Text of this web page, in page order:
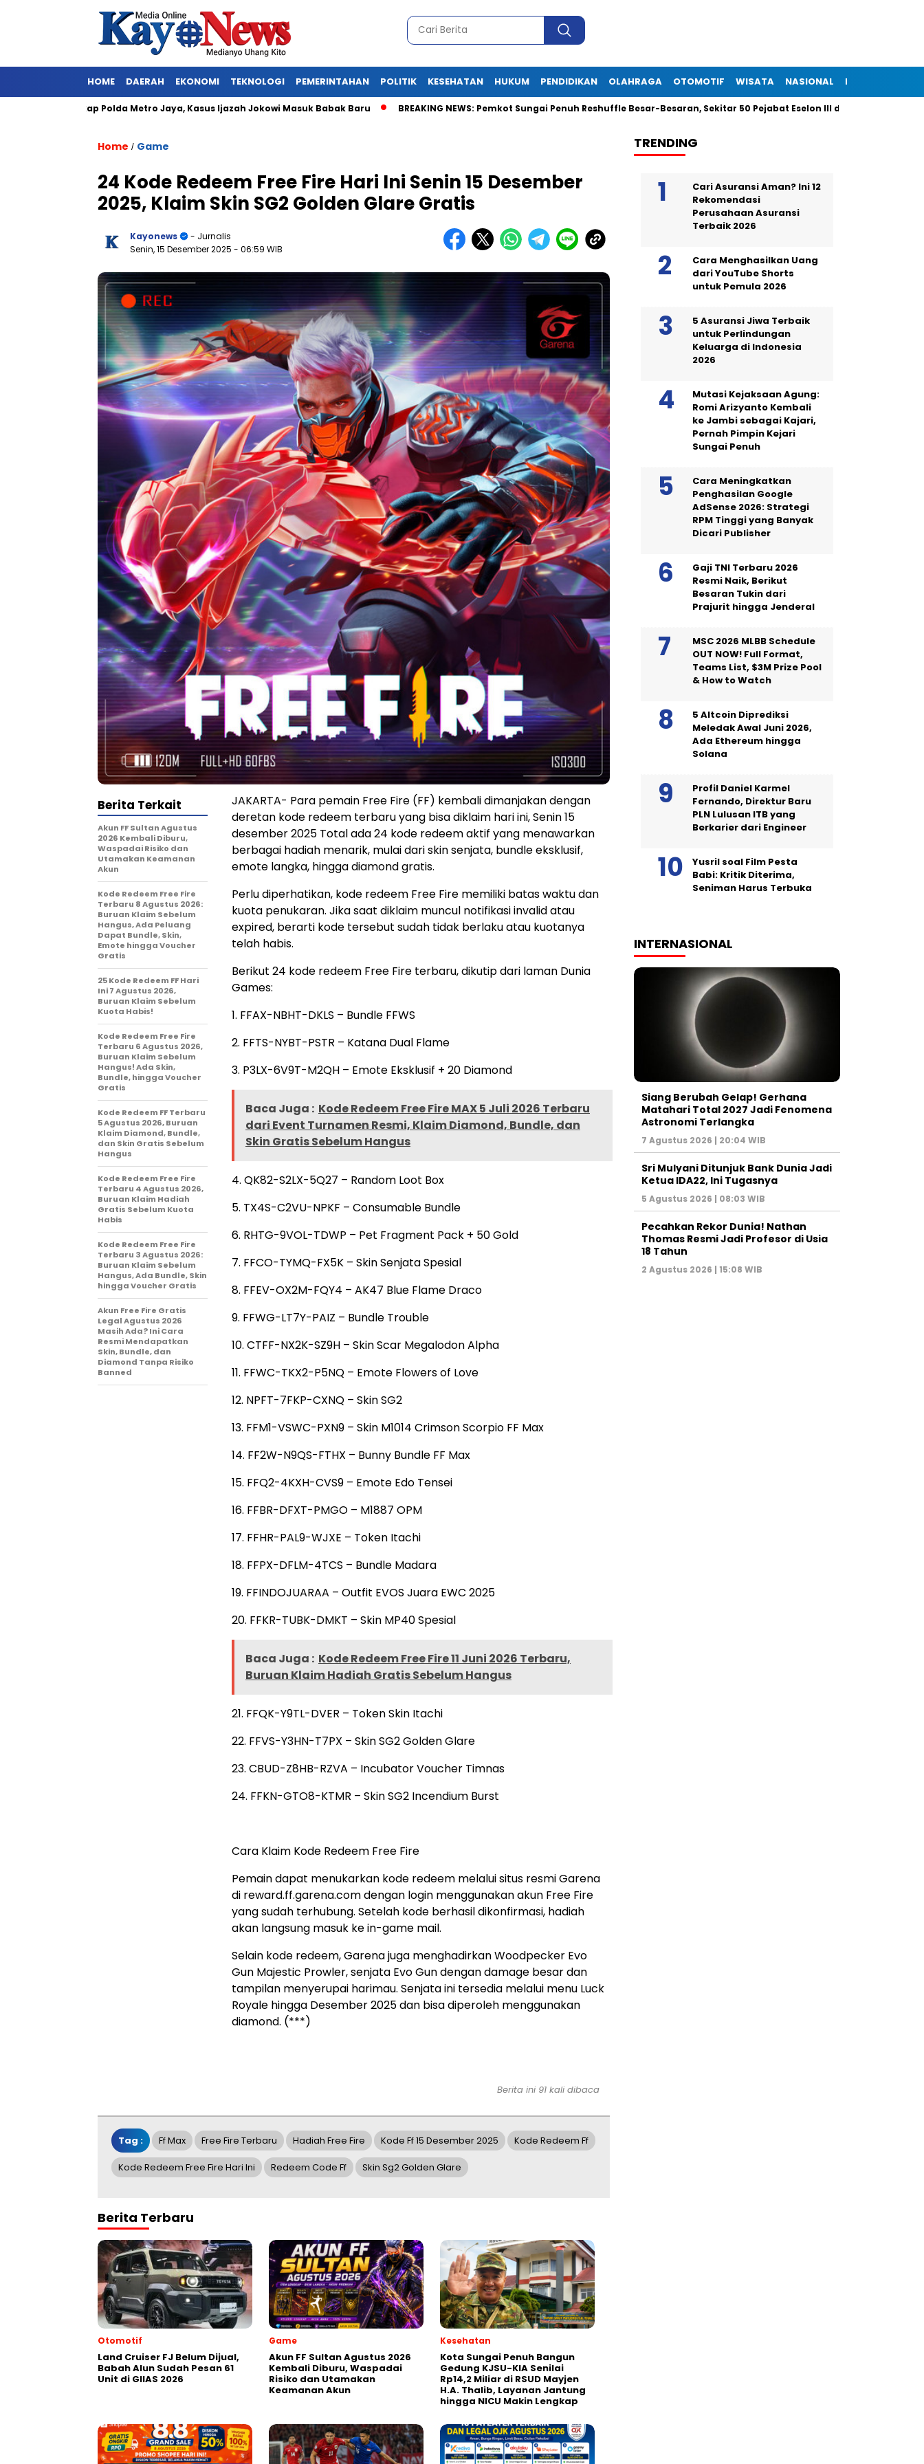
HOME DAERAH EKONOMI TEKNOLOGI PEMERINTAHAN POLITIK KESEHATAN HUKUM PENDIDIKAN OLAHRAGA OTOMOTIF WISATA NASIONAL INTERNASIONAL
Ditangkap Polda Metro Jaya, Kasus Ijazah Jokowi Masuk Babak Baru BREAKING NEWS: Pemkot Sungai Penuh Reshuffle Besar-Besaran, Sekitar 50 Pejabat Eselon III dan IV Dilantik Malam Ini
Home / Game
24 Kode Redeem Free Fire Hari Ini Senin 15 Desember
2025, Klaim Skin SG2 Golden Glare Gratis
Kayonews
- Jurnalis
Senin, 15 Desember 2025 - 06:59 WIB
JAKARTA- Para pemain Free Fire (FF) kembali dimanjakan dengan
deretan kode redeem terbaru yang bisa diklaim hari ini, Senin 15
desember 2025 Total ada 24 kode redeem aktif yang menawarkan
berbagai hadiah menarik, mulai dari skin senjata, bundle eksklusif,
emote langka, hingga diamond gratis.
Perlu diperhatikan, kode redeem Free Fire memiliki batas waktu dan
kuota penukaran. Jika saat diklaim muncul notifikasi invalid atau
expired, berarti kode tersebut sudah tidak berlaku atau kuotanya
telah habis.
Berikut 24 kode redeem Free Fire terbaru, dikutip dari laman Dunia
Games:
1. FFAX-NBHT-DKLS – Bundle FFWS
2. FFTS-NYBT-PSTR – Katana Dual Flame
3. P3LX-6V9T-M2QH – Emote Eksklusif + 20 Diamond
Baca Juga : Kode Redeem Free Fire MAX 5 Juli 2026 Terbaru
dari Event Turnamen Resmi, Klaim Diamond, Bundle, dan
Skin Gratis Sebelum Hangus
4. QK82-S2LX-5Q27 – Random Loot Box
5. TX4S-C2VU-NPKF – Consumable Bundle
6. RHTG-9VOL-TDWP – Pet Fragment Pack + 50 Gold
7. FFCO-TYMQ-FX5K – Skin Senjata Spesial
8. FFEV-OX2M-FQY4 – AK47 Blue Flame Draco
9. FFWG-LT7Y-PAIZ – Bundle Trouble
10. CTFF-NX2K-SZ9H – Skin Scar Megalodon Alpha
11. FFWC-TKX2-P5NQ – Emote Flowers of Love
12. NPFT-7FKP-CXNQ – Skin SG2
13. FFM1-VSWC-PXN9 – Skin M1014 Crimson Scorpio FF Max
14. FF2W-N9QS-FTHX – Bunny Bundle FF Max
15. FFQ2-4KXH-CVS9 – Emote Edo Tensei
16. FFBR-DFXT-PMGO – M1887 OPM
17. FFHR-PAL9-WJXE – Token Itachi
18. FFPX-DFLM-4TCS – Bundle Madara
19. FFINDOJUARAA – Outfit EVOS Juara EWC 2025
20. FFKR-TUBK-DMKT – Skin MP40 Spesial
Baca Juga : Kode Redeem Free Fire 11 Juni 2026 Terbaru,
Buruan Klaim Hadiah Gratis Sebelum Hangus
21. FFQK-Y9TL-DVER – Token Skin Itachi
22. FFVS-Y3HN-T7PX – Skin SG2 Golden Glare
23. CBUD-Z8HB-RZVA – Incubator Voucher Timnas
24. FFKN-GTO8-KTMR – Skin SG2 Incendium Burst
Cara Klaim Kode Redeem Free Fire
Pemain dapat menukarkan kode redeem melalui situs resmi Garena
di reward.ff.garena.com dengan login menggunakan akun Free Fire
yang sudah terhubung. Setelah kode berhasil dikonfirmasi, hadiah
akan langsung masuk ke in-game mail.
Selain kode redeem, Garena juga menghadirkan Woodpecker Evo
Gun Majestic Prowler, senjata Evo Gun dengan damage besar dan
tampilan menyerupai harimau. Senjata ini tersedia melalui menu Luck
Royale hingga Desember 2025 dan bisa diperoleh menggunakan
diamond. (***)
Berita Terkait
Akun FF Sultan Agustus
2026 Kembali Diburu,
Waspadai Risiko dan
Utamakan Keamanan
Akun
Kode Redeem Free Fire
Terbaru 8 Agustus 2026:
Buruan Klaim Sebelum
Hangus, Ada Peluang
Dapat Bundle, Skin,
Emote hingga Voucher
Gratis
25 Kode Redeem FF Hari
Ini 7 Agustus 2026,
Buruan Klaim Sebelum
Kuota Habis!
Kode Redeem Free Fire
Terbaru 6 Agustus 2026,
Buruan Klaim Sebelum
Hangus! Ada Skin,
Bundle, hingga Voucher
Gratis
Kode Redeem FF Terbaru
5 Agustus 2026, Buruan
Klaim Diamond, Bundle,
dan Skin Gratis Sebelum
Hangus
Kode Redeem Free Fire
Terbaru 4 Agustus 2026,
Buruan Klaim Hadiah
Gratis Sebelum Kuota
Habis
Kode Redeem Free Fire
Terbaru 3 Agustus 2026:
Buruan Klaim Sebelum
Hangus, Ada Bundle, Skin
hingga Voucher Gratis
Akun Free Fire Gratis
Legal Agustus 2026
Masih Ada? Ini Cara
Resmi Mendapatkan
Skin, Bundle, dan
Diamond Tanpa Risiko
Banned
Berita ini 91 kali dibaca
Tag : Ff Max Free Fire Terbaru Hadiah Free Fire Kode Ff 15 Desember 2025 Kode Redeem Ff
Kode Redeem Free Fire Hari Ini Redeem Code Ff Skin Sg2 Golden Glare
Berita Terbaru
Otomotif
Land Cruiser FJ Belum Dijual,
Babah Alun Sudah Pesan 61
Unit di GIIAS 2026
Game
Akun FF Sultan Agustus 2026
Kembali Diburu, Waspadai
Risiko dan Utamakan
Keamanan Akun
Kesehatan
Kota Sungai Penuh Bangun
Gedung KJSU-KIA Senilai
Rp14,2 Miliar di RSUD Mayjen
H.A. Thalib, Layanan Jantung
hingga NICU Makin Lengkap
TRENDING
Cari Asuransi Aman? Ini 12
Rekomendasi
Perusahaan Asuransi
Terbaik 2026
Cara Menghasilkan Uang
dari YouTube Shorts
untuk Pemula 2026
5 Asuransi Jiwa Terbaik
untuk Perlindungan
Keluarga di Indonesia
2026
Mutasi Kejaksaan Agung:
Romi Arizyanto Kembali
ke Jambi sebagai Kajari,
Pernah Pimpin Kejari
Sungai Penuh
Cara Meningkatkan
Penghasilan Google
AdSense 2026: Strategi
RPM Tinggi yang Banyak
Dicari Publisher
Gaji TNI Terbaru 2026
Resmi Naik, Berikut
Besaran Tukin dari
Prajurit hingga Jenderal
MSC 2026 MLBB Schedule
OUT NOW! Full Format,
Teams List, $3M Prize Pool
& How to Watch
5 Altcoin Diprediksi
Meledak Awal Juni 2026,
Ada Ethereum hingga
Solana
Profil Daniel Karmel
Fernando, Direktur Baru
PLN Lulusan ITB yang
Berkarier dari Engineer
Yusril soal Film Pesta
Babi: Kritik Diterima,
Seniman Harus Terbuka
INTERNASIONAL
Siang Berubah Gelap! Gerhana
Matahari Total 2027 Jadi Fenomena
Astronomi Terlangka
7 Agustus 2026 | 20:04 WIB
Sri Mulyani Ditunjuk Bank Dunia Jadi
Ketua IDA22, Ini Tugasnya
5 Agustus 2026 | 08:03 WIB
Pecahkan Rekor Dunia! Nathan
Thomas Resmi Jadi Profesor di Usia
18 Tahun
2 Agustus 2026 | 15:08 WIB